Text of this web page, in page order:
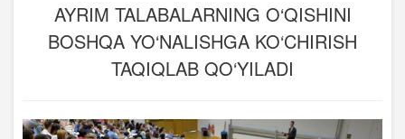
AYRIM TALABALARNING O‘QISHINI
BOSHQA YO‘NALISHGA KO‘CHIRISH
TAQIQLAB QO‘YILADI